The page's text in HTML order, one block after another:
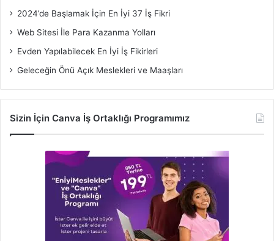
2024’de Başlamak İçin En İyi 37 İş Fikri
Web Sitesi İle Para Kazanma Yolları
Evden Yapılabilecek En İyi İş Fikirleri
Geleceğin Önü Açık Meslekleri ve Maaşları
Sizin İçin Canva İş Ortaklığı Programımız